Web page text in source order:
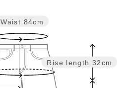
Rise length 32cm
Waist 84cm